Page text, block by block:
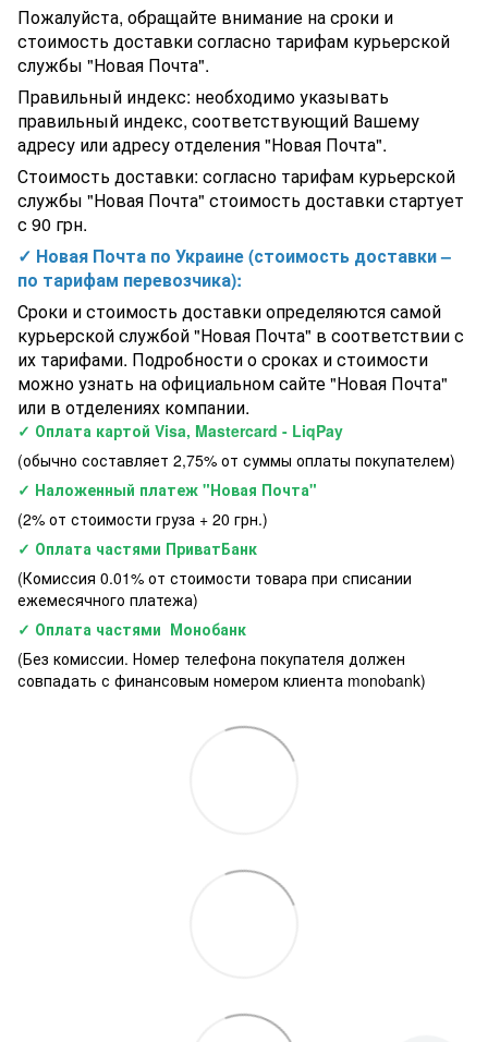
Пожалуйста, обращайте внимание на сроки и
стоимость доставки согласно тарифам курьерской
службы "Новая Почта".
Правильный индекс: необходимо указывать
правильный индекс, соответствующий Вашему
адресу или адресу отделения "Новая Почта".
Стоимость доставки: согласно тарифам курьерской
службы "Новая Почта" стоимость доставки стартует
с 90 грн.
✓ Новая Почта по Украине (стоимость доставки –
по тарифам перевозчика):
Сроки и стоимость доставки определяются самой
курьерской службой "Новая Почта" в соответствии с
их тарифами. Подробности о сроках и стоимости
можно узнать на официальном сайте "Новая Почта"
или в отделениях компании.
✓ Оплата картой Visa, Mastercard - LiqPay
(обычно составляет 2,75% от суммы оплаты покупателем)
✓ Наложенный платеж "Новая Почта"
(2% от стоимости груза + 20 грн.)
✓ Оплата частями ПриватБанк
(Комиссия 0.01% от стоимости товара при списании
ежемесячного платежа)
✓ Оплата частями Монобанк
(Без комиссии. Номер телефона покупателя должен
совпадать с финансовым номером клиента monobank)